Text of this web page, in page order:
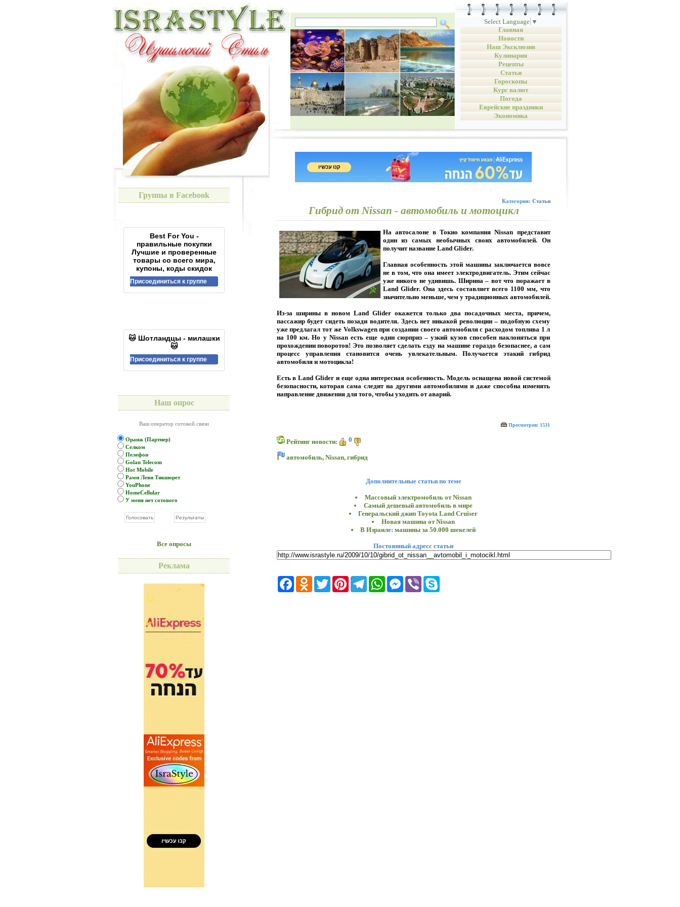
Select Language ▼
Главная
Новости
Наш Эксклюзив
Кулинария
Рецепты
Статьи
Гороскопы
Курс валют
Погода
Еврейские праздники
Экономика
Группы в Facebook
Best For You -
правильные покупки
Лучшие и проверенные
товары со всего мира,
купоны, коды скидок
Присоединиться к группе
🐱 Шотландцы - милашки
🐱
Присоединиться к группе
Наш опрос
Ваш оператор сотовой связи
Оранж (Партнер)
Селком
Пелефон
Golan Telecom
Hot Mobile
Рами Леви Тикшорет
YouPhone
HomeCellular
У меня нет сотового
Все опросы
Реклама
Категория: Статьи
Гибрид от Nissan - автомобиль и мотоцикл
На автосалоне в Токио компания Nissan представит
один из самых необычных своих автомобилей. Он
получит название Land Glider.
Главная особенность этой машины заключается вовсе
не в том, что она имеет электродвигатель. Этим сейчас
уже никого не удивишь. Ширина – вот что поражает в
Land Glider. Она здесь составляет всего 1100 мм, что
значительно меньше, чем у традиционных автомобилей.
Из-за ширины в новом Land Glider окажется только два посадочных места, причем,
пассажир будет сидеть позади водителя. Здесь нет никакой революции – подобную схему
уже предлагал тот же Volkswagen при создании своего автомобиля с расходом топлива 1 л
на 100 км. Но у Nissan есть еще один сюрприз – узкий кузов способен наклоняться при
прохождении поворотов! Это позволяет сделать езду на машине гораздо безопаснее, а сам
процесс управления становится очень увлекательным. Получается этакий гибрид
автомобиля и мотоцикла!
Есть в Land Glider и еще одна интересная особенность. Модель оснащена новой системой
безопасности, которая сама следит на другими автомобилями и даже способна изменять
направление движения для того, чтобы уходить от аварий.
Просмотров: 1531
Рейтинг новости: 0
автомобиль, Nissan, гибрид
Дополнительные статьи по теме
Массовый электромобиль от Nissan
Самый дешевый автомобиль в мире
Генеральский джип Toyota Land Cruiser
Новая машина от Nissan
В Израиле: машины за 50.000 шекелей
Постоянный адресс статьи
FacebookOdnoklassniki
TwitterPinterestTelegramWhatsAppMessenger
Viber Skype